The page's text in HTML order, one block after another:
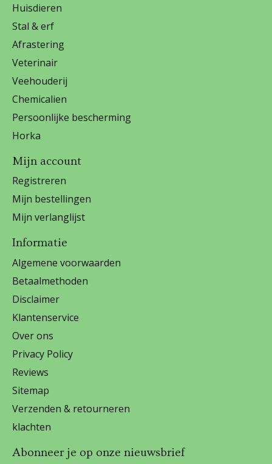
Huisdieren
Stal & erf
Afrastering
Veterinair
Veehouderij
Chemicalien
Persoonlijke bescherming
Horka
Mijn account
Registreren
Mijn bestellingen
Mijn verlanglijst
Informatie
Algemene voorwaarden
Betaalmethoden
Disclaimer
Klantenservice
Over ons
Privacy Policy
Reviews
Sitemap
Verzenden & retourneren
klachten
Abonneer je op onze nieuwsbrief